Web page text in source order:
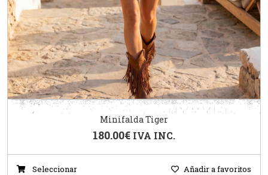
Minifalda Tiger
180.00€ IVA INC.
Seleccionar Añadir a favoritos